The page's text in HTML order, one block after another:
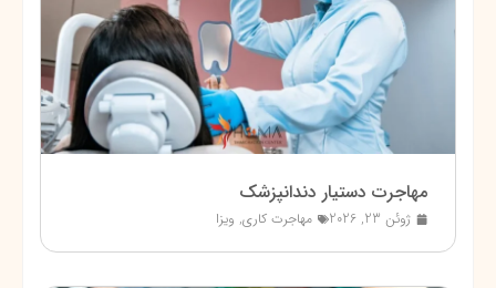
مهاجرت دستیار دندانپزشک
ژوئن 23, 2026 مهاجرت کاری, ویزا